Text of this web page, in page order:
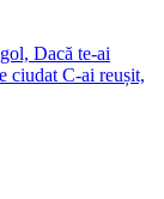
Dacă te-ai
ciudat C-ai reușit,